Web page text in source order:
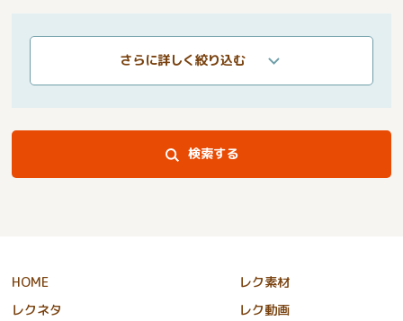
さらに詳しく絞り込む
検索する
HOME
レク素材
レクネタ
レク動画